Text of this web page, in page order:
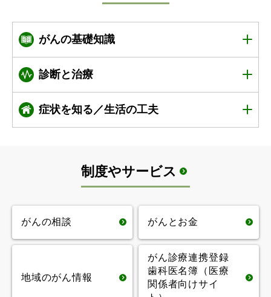
がんの基礎知識
がんという病気に
ついて
がんの基礎知識 一覧ページ
診断と治療
がんと診断された
あなたに知ってほ
がんの検査につい
て
治療にあたって 集学的治療
手術（外科治療） 薬物療法
放射線治療 内視鏡治療
造血幹細胞移植 免疫療法
症状を知る／生活の工夫
アピアランスケ
ケア
がんと食事
制度やサービス
がんの相談 がんとお金
地域のがん情報
がん診療連携登録
歯科医名簿（医療
関係者向けサイ